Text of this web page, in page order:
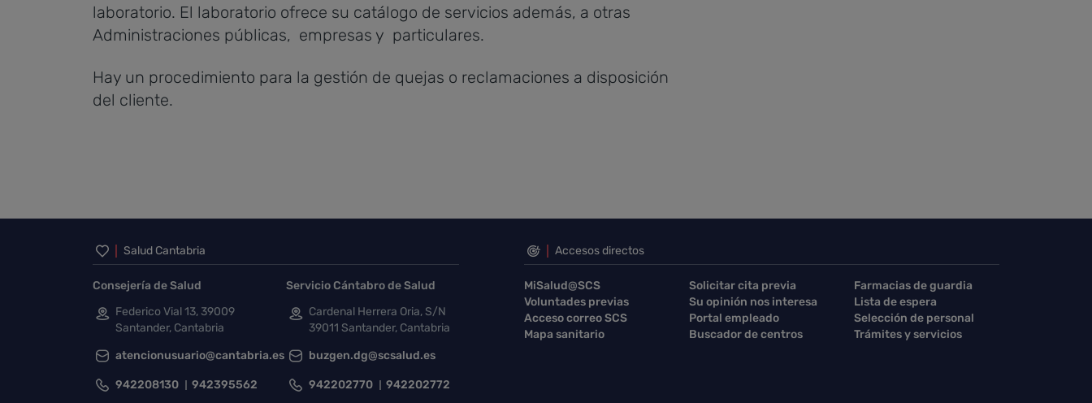
laboratorio. El laboratorio ofrece su catálogo de servicios además, a otras
Administraciones públicas, empresas y particulares.
Hay un procedimiento para la gestión de quejas o reclamaciones a disposición
del cliente.
Inicio del pie de página
Salud Cantabria
Consejería de Salud
Federico Vial 13, 39009
Santander, Cantabria
atencionusuario@cantabria.es
942208130 942395562
Servicio Cántabro de Salud
Cardenal Herrera Oria, S/N
39011 Santander, Cantabria
buzgen.dg@scsalud.es
942202770 942202772
Accesos directos
MiSalud@SCS Solicitar cita previa
Farmacias de guardia
Voluntades previas
Su opinión nos interesa
Lista de espera
Acceso correo SCS
Portal empleado
Selección de personal
Mapa sanitario
Buscador de centros Trámites y servicios